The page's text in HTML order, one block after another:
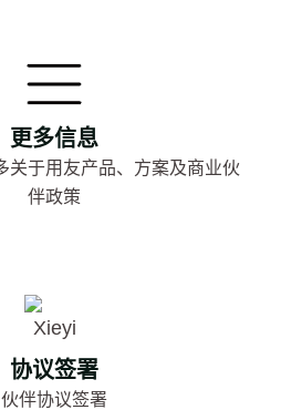
更多信息
关于用友产品、方案及商业伙
伴政策
协议签署
伙伴协议签署